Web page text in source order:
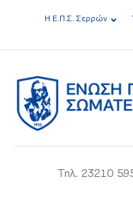
Η Ε.Π.Σ. Σερρών
Τηλ. 23210